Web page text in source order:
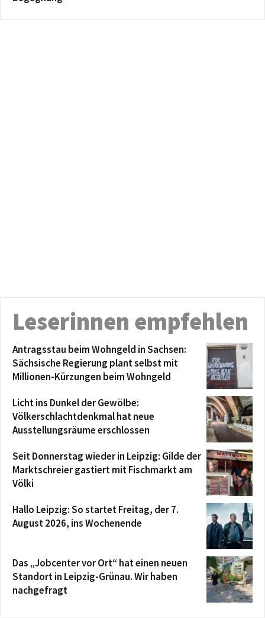
Leserinnen empfehlen
Antragsstau beim Wohngeld in Sachsen:
Sächsische Regierung plant selbst mit
Millionen-Kürzungen beim Wohngeld
Licht ins Dunkel der Gewölbe:
Völkerschlachtdenkmal hat neue
Ausstellungsräume erschlossen
Seit Donnerstag wieder in Leipzig: Gilde der
Marktschreier gastiert mit Fischmarkt am
Völki
Hallo Leipzig: So startet Freitag, der 7.
August 2026, ins Wochenende
Das „Jobcenter vor Ort“ hat einen neuen
Standort in Leipzig-Grünau. Wir haben
nachgefragt